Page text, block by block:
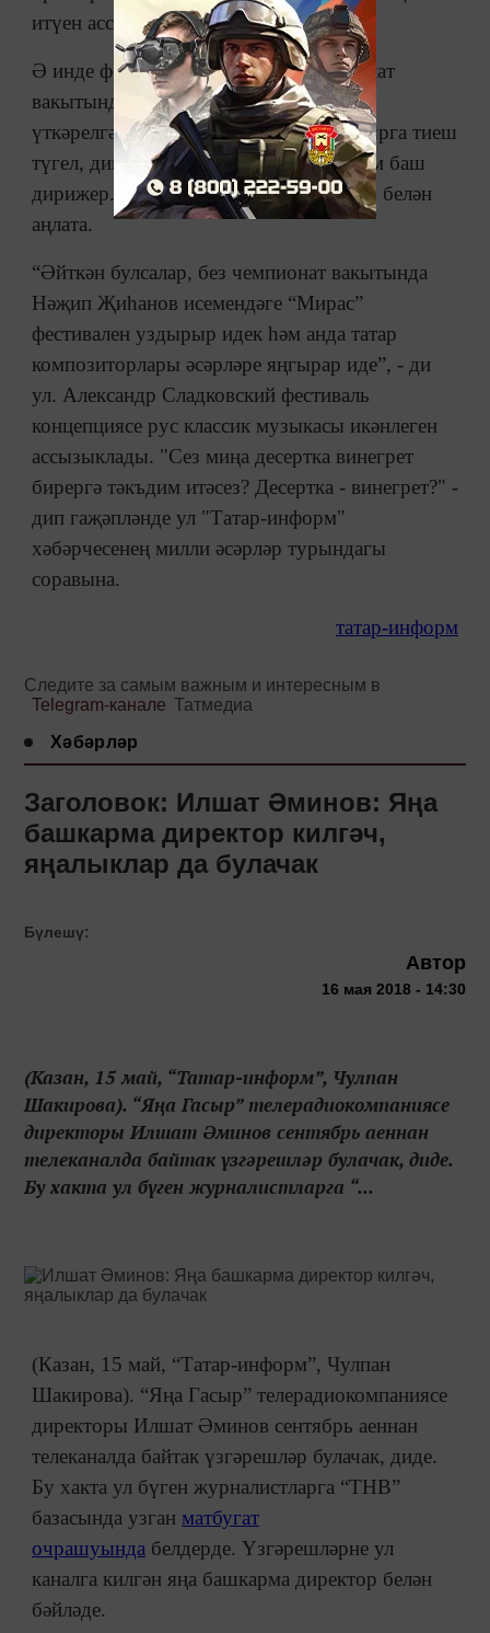
итүен ассызыклап.
Ә инде фестивальгә килгәндә, чемпионат
вакытында “Белая сирень” фестивале
үткәрелгәнгә күрә, милли әсәрләр булырга тиеш
түгел, дип саный сәнгать җитәкчесе һәм баш
дирижер. Моны ул формат башка булу белән
аңлата.
“Әйткән булсалар, без чемпионат вакытында
Нәҗип Җиһанов исемендәге “Мирас”
фестивален уздырыр идек һәм анда татар
композиторлары әсәрләре яңгырар иде”, - ди
ул. Александр Сладковский фестиваль
концепциясе рус классик музыкасы икәнлеген
ассызыклады. "Сез миңа десертка винегрет
бирергә тәкъдим итәсез? Десертка - винегрет?" -
дип гаҗәпләнде ул "Татар-информ"
хәбәрчесенең милли әсәрләр турындагы
соравына.
татар-информ
Следите за самым важным и интересным в
Telegram-канале Татмедиа
Хәбәрләр
Заголовок: Илшат Әминов: Яңа
башкарма директор килгәч,
яңалыклар да булачак
Бүлешү:
Автор
16 мая 2018 - 14:30
(Казан, 15 май, “Татар-информ”, Чулпан
Шакирова). “Яңа Гасыр” телерадиокомпаниясе
директоры Илшат Әминов сентябрь аеннан
телеканалда байтак үзгәрешләр булачак, диде.
Бу хакта ул бүген журналистларга “...
(Казан, 15 май, “Татар-информ”, Чулпан
Шакирова). “Яңа Гасыр” телерадиокомпаниясе
директоры Илшат Әминов сентябрь аеннан
телеканалда байтак үзгәрешләр булачак, диде.
Бу хакта ул бүген журналистларга “ТНВ”
базасында узган матбугат
очрашуында белдерде. Үзгәрешләрне ул
каналга килгән яңа башкарма директор белән
бәйләде.